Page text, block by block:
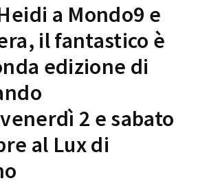
a Mondo9 e
il fantastico è
edizione di
2 e sabato
al Lux di